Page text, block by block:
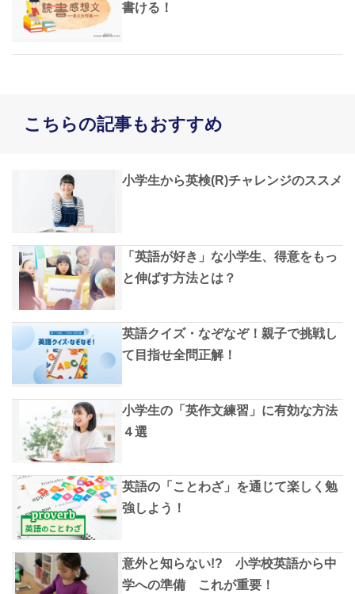
書ける！
こちらの記事もおすすめ
小学生から英検(R)チャレンジのススメ
「英語が好き」な小学生、得意をもっ
と伸ばす方法とは？
英語クイズ・なぞなぞ！親子で挑戦し
て目指せ全問正解！
小学生の「英作文練習」に有効な方法
４選
英語の「ことわざ」を通じて楽しく勉
強しよう！
意外と知らない!? 小学校英語から中
学への準備 これが重要！